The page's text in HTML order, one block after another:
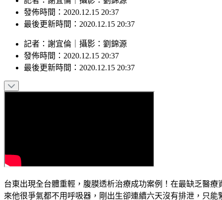
發佈時間：2020.12.15 20:37
最後更新時間：2020.12.15 20:37
記者 ： 謝宜倫 攝影 ： 劉錦源
發佈時間： 2020.12.15 20:37
最後更新時間： 2020.12.15 20:37
台東出現全台體重輕，腹膜透析治療成功案例！在最缺乏醫
來他很爭氣都不用呼吸器，剛出生卻連續六天沒有排泄，只